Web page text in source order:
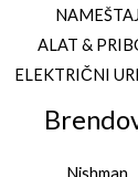
NAMEŠTAJ
ALAT &
ELEKTRIČNI
Nishman